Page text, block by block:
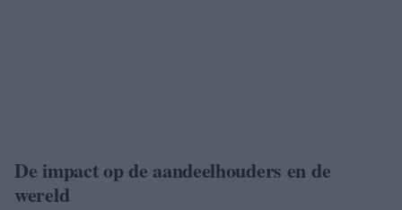
De impact op de aandeelhouders en de
wereld